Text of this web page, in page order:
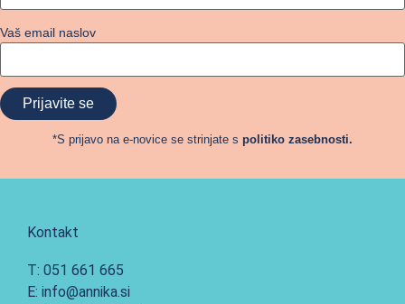
Vaš email naslov
*S prijavo na e-novice se strinjate s politiko zasebnosti.
Kontakt
T: 051 661 665
E: info@annika.si